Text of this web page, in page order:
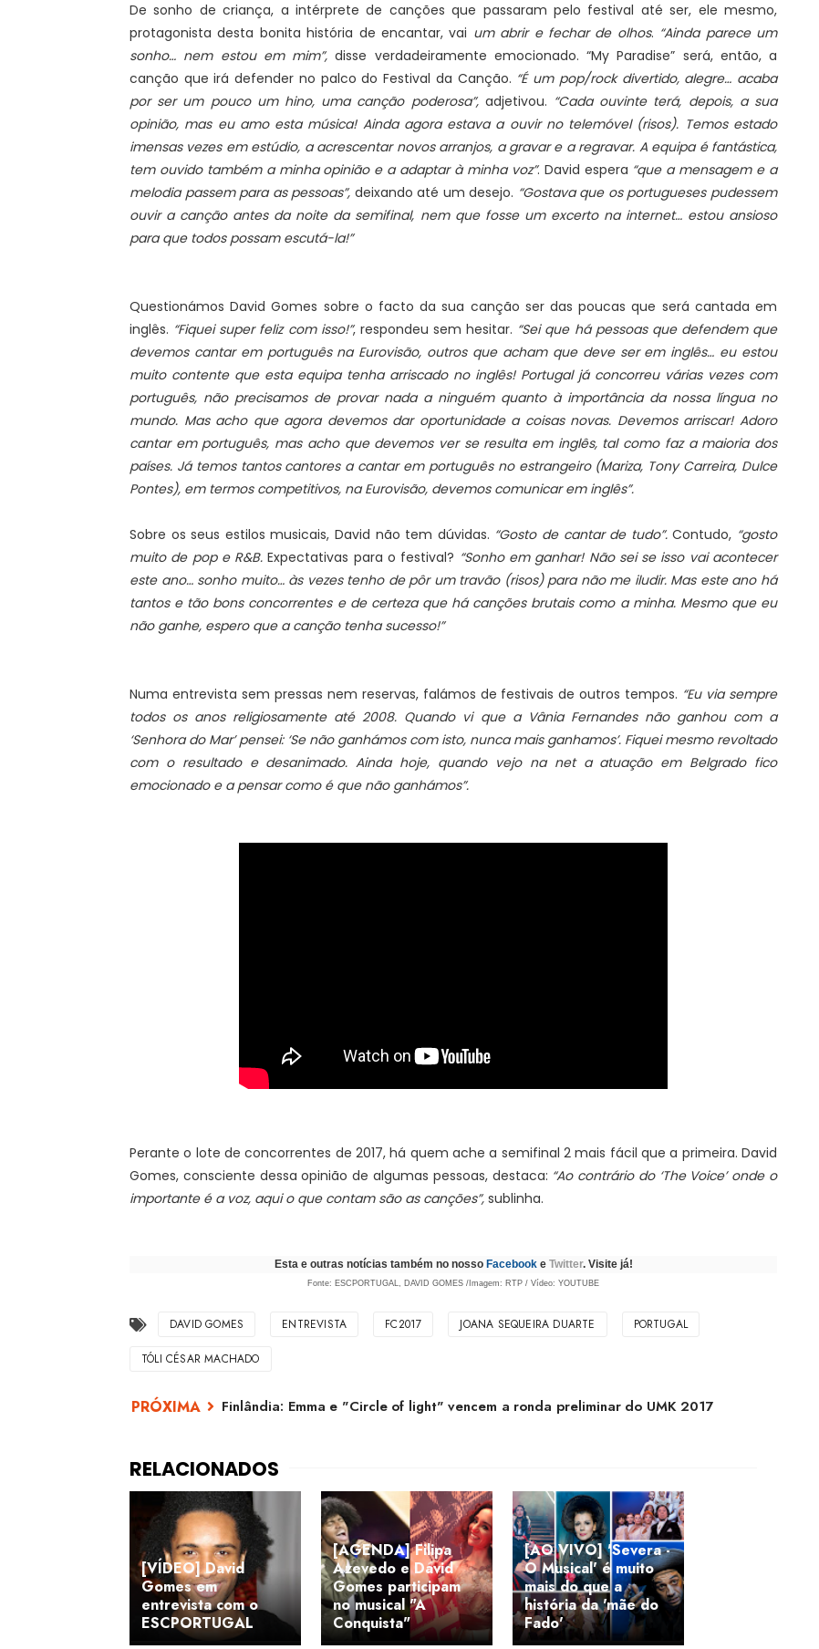
De sonho de criança, a intérprete de canções que passaram pelo festival até ser, ele mesmo,
protagonista desta bonita história de encantar, vai um abrir e fechar de olhos. “Ainda parece um
sonho… nem estou em mim”, disse verdadeiramente emocionado. “My Paradise” será, então, a
canção que irá defender no palco do Festival da Canção. “É um pop/rock divertido, alegre… acaba
por ser um pouco um hino, uma canção poderosa”,adjetivou. “Cada ouvinte terá, depois, a sua
opinião, mas eu amo esta música! Ainda agora estava a ouvir no telemóvel (risos). Temos estado
imensas vezes em estúdio, a acrescentar novos arranjos, a gravar e a regravar. A equipa é fantástica,
tem ouvido também a minha opinião e a adaptar à minha voz”. David espera “que a mensagem e a
melodia passem para as pessoas”, deixando até um desejo. “Gostava que os portugueses pudessem
ouvir a canção antes da noite da semifinal, nem que fosse um excerto na internet… estou ansioso
para que todos possam escutá-la!”
Questionámos David Gomes sobre o facto da sua canção ser das poucas que será cantada em
inglês. “Fiquei super feliz com isso!”, respondeu sem hesitar. “Sei que há pessoas que defendem que
devemos cantar em português na Eurovisão, outros que acham que deve ser em inglês… eu estou
muito contente que esta equipa tenha arriscado no inglês! Portugal já concorreu várias vezes com
português, não precisamos de provar nada a ninguém quanto à importância da nossa língua no
mundo. Mas acho que agora devemos dar oportunidade a coisas novas. Devemos arriscar! Adoro
cantar em português, mas acho que devemos ver se resulta em inglês, tal como faz a maioria dos
países. Já temos tantos cantores a cantar em português no estrangeiro (Mariza, Tony Carreira, Dulce
Pontes), em termos competitivos, na Eurovisão, devemos comunicar em inglês”.
Sobre os seus estilos musicais, David não tem dúvidas. “Gosto de cantar de tudo”.Contudo, “gosto
muito de pop e R&B. Expectativas para o festival? “Sonho em ganhar! Não sei se isso vai acontecer
este ano… sonho muito… às vezes tenho de pôr um travão (risos) para não me iludir. Mas este ano há
tantos e tão bons concorrentes e de certeza que há canções brutais como a minha. Mesmo que eu
não ganhe, espero que a canção tenha sucesso!”
Numa entrevista sem pressas nem reservas, falámos de festivais de outros tempos. “Eu via sempre
todos os anos religiosamente até 2008. Quando vi que a Vânia Fernandes não ganhou com a
‘Senhora do Mar’ pensei: ‘Se não ganhámos com isto, nunca mais ganhamos’. Fiquei mesmo revoltado
com o resultado e desanimado. Ainda hoje, quando vejo na net a atuação em Belgrado fico
emocionado e a pensar como é que não ganhámos”.
Perante o lote de concorrentes de 2017, há quem ache a semifinal 2 mais fácil que a primeira. David
Gomes, consciente dessa opinião de algumas pessoas, destaca: “Ao contrário do ‘The Voice’ onde o
importante é a voz, aqui o que contam são as canções”, sublinha.
Esta e outras notícias também no nosso Facebooke Twitter. Visite já!
Fonte: ESCPORTUGAL, DAVID GOMES /Imagem: RTP / Vídeo: YOUTUBE
DAVID GOMES ENTREVISTA FC2017 JOANA SEQUEIRA DUARTE PORTUGAL
TÓLI CÉSAR MACHADO
Finlândia: Emma e "Circle of light" vencem a ronda preliminar do UMK 2017
[VÍDEO] David
Gomes em
entrevista com o
ESCPORTUGAL
[AGENDA] Filipa
Azevedo e David
Gomes participam
no musical "A
Conquista"
[AO VIVO] 'Severa -
O Musical' é muito
mais do que a
história da 'mãe do
Fado'